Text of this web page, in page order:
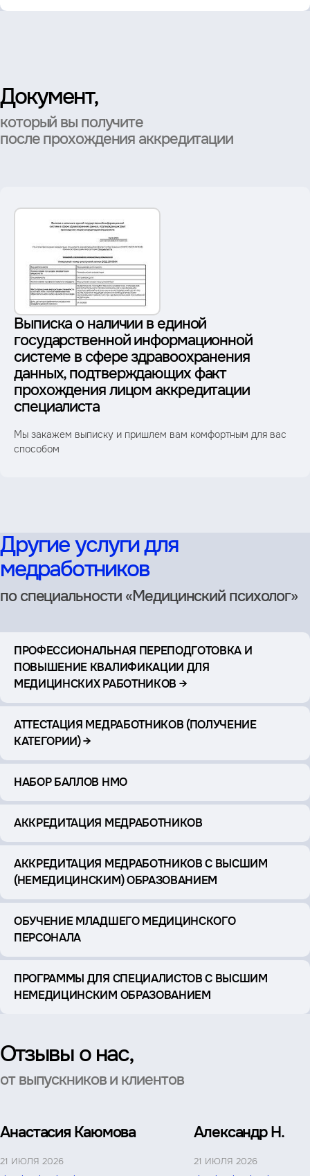
Документ,
который вы получите
после прохождения аккредитации
Выписка о наличии в единой
государственной информационной
системе в сфере здравоохранения
данных, подтверждающих факт
прохождения лицом аккредитации
специалиста
Мы закажем выписку и пришлем вам комфортным для вас
способом
Другие услуги для
медработников
по специальности «Медицинский психолог»
ПРОФЕССИОНАЛЬНАЯ ПЕРЕПОДГОТОВКА И
ПОВЫШЕНИЕ КВАЛИФИКАЦИИ ДЛЯ
МЕДИЦИНСКИХ РАБОТНИКОВ →
АТТЕСТАЦИЯ МЕДРАБОТНИКОВ (ПОЛУЧЕНИЕ
КАТЕГОРИИ) →
НАБОР БАЛЛОВ НМО
АККРЕДИТАЦИЯ МЕДРАБОТНИКОВ
АККРЕДИТАЦИЯ МЕДРАБОТНИКОВ С ВЫСШИМ
(НЕМЕДИЦИНСКИМ) ОБРАЗОВАНИЕМ
ОБУЧЕНИЕ МЛАДШЕГО МЕДИЦИНСКОГО
ПЕРСОНАЛА
ПРОГРАММЫ ДЛЯ СПЕЦИАЛИСТОВ С ВЫСШИМ
НЕМЕДИЦИНСКИМ ОБРАЗОВАНИЕМ
Отзывы о нас,
от выпускников и клиентов
Анастасия Каюмова
21 ИЮЛЯ 2026
Александр Н.
21 ИЮЛЯ 2026